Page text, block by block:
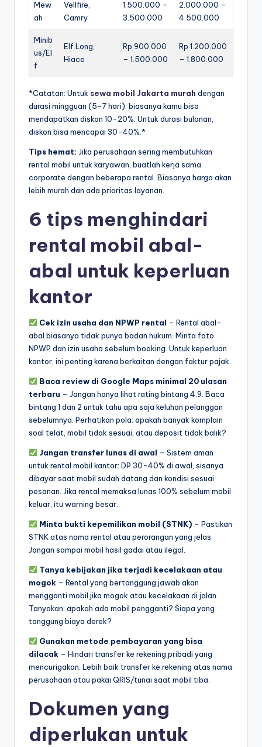
Mew
ah
Vellfire,
Camry
1.500.000 –
3.500.000
2.000.000 –
4.500.000
Minib
us/El
f
Elf Long,
Hiace
Rp 900.000
– 1.500.000
Rp 1.200.000
– 1.800.000
*Catatan: Untuk sewa mobil Jakarta murah dengan
durasi mingguan (5-7 hari), biasanya kamu bisa
mendapatkan diskon 10-20%. Untuk durasi bulanan,
diskon bisa mencapai 30-40%. *
Tips hemat: Jika perusahaan sering membutuhkan
rental mobil untuk karyawan, buatlah kerja sama
corporate dengan beberapa rental. Biasanya harga akan
lebih murah dan ada prioritas layanan.
6 tips menghindari
rental mobil abal-
abal untuk keperluan
kantor
Cek izin usaha dan NPWP rental – Rental abal-
abal biasanya tidak punya badan hukum. Minta foto
NPWP dan izin usaha sebelum booking. Untuk keperluan
kantor, ini penting karena berkaitan dengan faktur pajak.
Baca review di Google Maps minimal 20 ulasan
terbaru – Jangan hanya lihat rating bintang 4.9. Baca
bintang 1 dan 2 untuk tahu apa saja keluhan pelanggan
sebelumnya. Perhatikan pola: apakah banyak komplain
soal telat, mobil tidak sesuai, atau deposit tidak balik?
Jangan transfer lunas di awal – Sistem aman
untuk rental mobil kantor: DP 30-40% di awal, sisanya
dibayar saat mobil sudah datang dan kondisi sesuai
pesanan. Jika rental memaksa lunas 100% sebelum mobil
keluar, itu warning besar.
Minta bukti kepemilikan mobil (STNK)– Pastikan
STNK atas nama rental atau perorangan yang jelas.
Jangan sampai mobil hasil gadai atau ilegal.
Tanya kebijakan jika terjadi kecelakaan atau
mogok – Rental yang bertanggung jawab akan
mengganti mobil jika mogok atau kecelakaan di jalan.
Tanyakan: apakah ada mobil pengganti? Siapa yang
tanggung biaya derek?
Gunakan metode pembayaran yang bisa
dilacak – Hindari transfer ke rekening pribadi yang
mencurigakan. Lebih baik transfer ke rekening atas nama
perusahaan atau pakai QRIS/tunai saat mobil tiba.
Dokumen yang
diperlukan untuk